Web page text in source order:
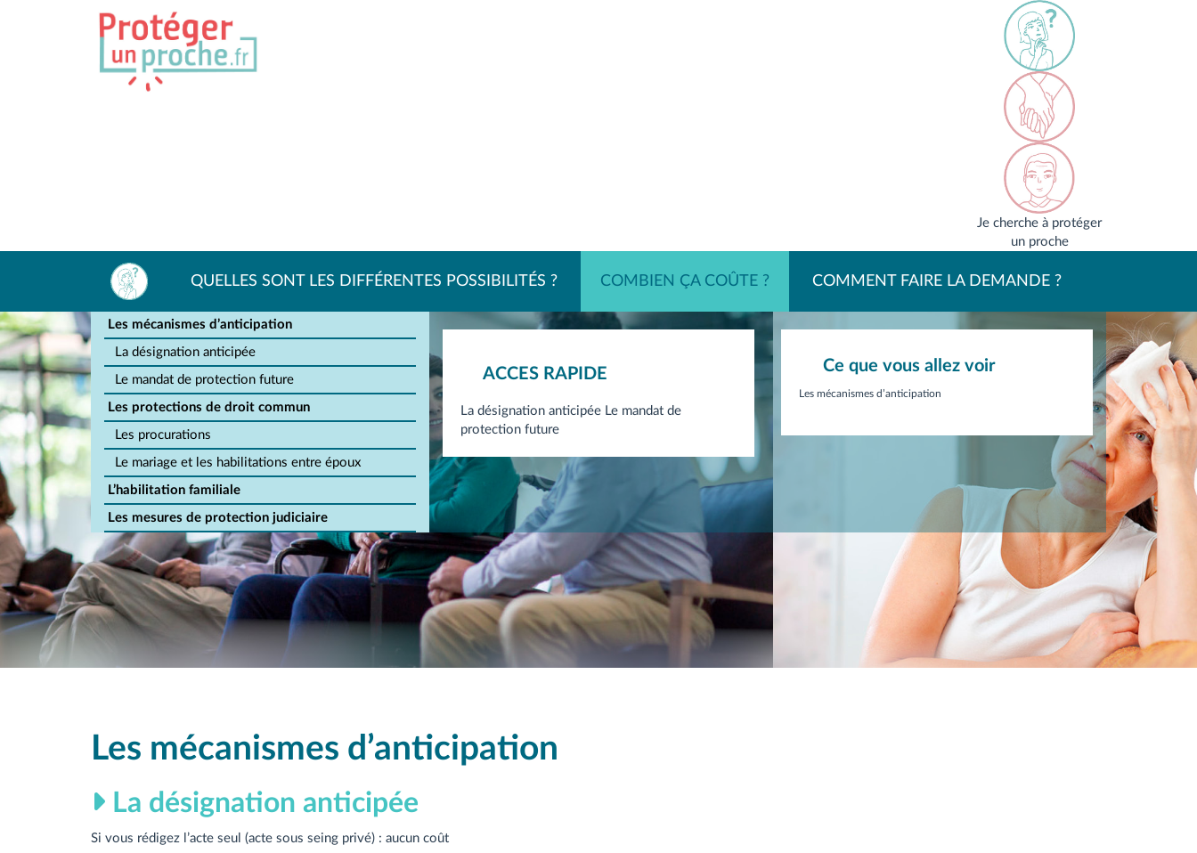
Je cherche à protéger
un proche
QUELLES SONT LES DIFFÉRENTES POSSIBILITÉS ? COMBIEN ÇA COÛTE ? COMMENT FAIRE LA DEMANDE ?
Les mécanismes d’anticipation
La désignation anticipée
Le mandat de protection future
Les protections de droit commun
Les procurations
Le mariage et les habilitations entre époux
L’habilitation familiale
Les mesures de protection judiciaire
ACCES RAPIDE
La désignation anticipée Le mandat de
protection future
Ce que vous allez voir
Les mécanismes d’anticipation
Les mécanismes d’anticipation
La désignation anticipée
Si vous rédigez l’acte seul (acte sous seing privé) : aucun coût